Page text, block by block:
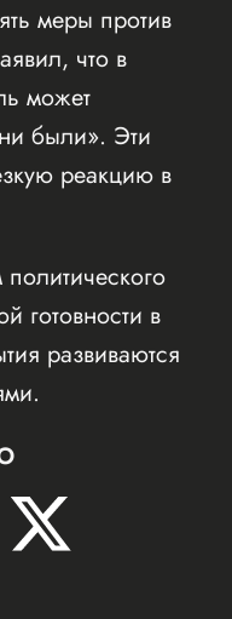
меры против
что в
может
были». Эти
реакцию в
готовности в
развиваются